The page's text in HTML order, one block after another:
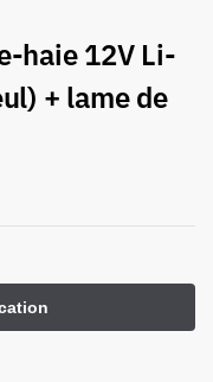
haie 12V Li-
+ lame de